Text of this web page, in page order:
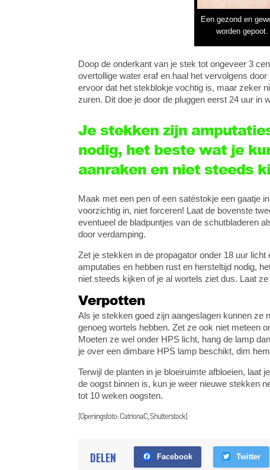
Een gezond en
worden
Doop de onderkant van je stek tot ongeveer 3
overtollige water eraf en haal het vervolgens
ervoor dat het stekblokje vochtig is, maar zeker
zuren. Dit doe je door de pluggen eerst 24 uur in
Je stekken zijn
nodig, het beste wat je
aanraken en niet steeds
Maak met een pen of een satéstokje een gaatje
voorzichtig in, niet forceren! Laat de bovenste
eventueel de bladpuntjes van de schutbladeren
door verdamping.
Zet je stekken in de propagator onder 18 uur
amputaties en hebben rust en hersteltijd nodig,
niet steeds kijken of je al wortels ziet dus. Laat
Verpotten
Als je stekken goed zijn aangeslagen kunnen ze
genoeg wortels hebben. Zet ze ook niet meteen
Moeten ze wel onder HPS licht, hang de lamp
je over een dimbare HPS lamp beschikt, dim
Terwijl de planten in je bloeiruimte afbloeien, laat
de oogst binnen is, kun je weer nieuwe stekken
tot 10 weken oogsten.
[Openingsfoto: CatrionaC, Shutterstock]
DELEN Facebook Twitter